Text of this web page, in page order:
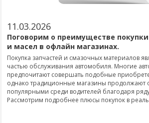
11.03.2026
Поговорим о преимуществе
и масел в офлайн магазинах.
Покупка запчастей и смазочных материалов
частью обслуживания автомобиля. Многие
предпочитают совершать подобные
однако традиционные магазины продолжают
популярными среди водителей благодаря
Рассмотрим подробнее плюсы покупок в